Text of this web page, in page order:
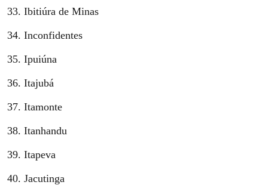
Ibitiúra de Minas
Inconfidentes
Ipuiúna
Itajubá
Itamonte
Itanhandu
Itapeva
Jacutinga